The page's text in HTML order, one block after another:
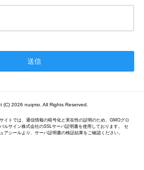
(C) 2026 nuqmo. All Rights Reserved.
イトでは、通信情報の暗号化と実在性の証明のため、GMOグロ
ルサイン株式会社のSSLサーバ証明書を使用しております。 セ
アシールより、サーバ証明書の検証結果をご確認ください。